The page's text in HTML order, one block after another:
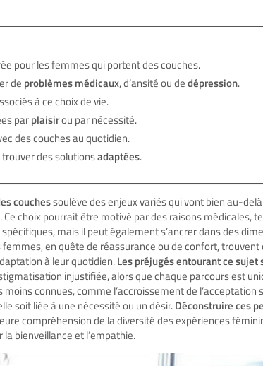
pour les femmes qui portent des couches.
de problèmes médicaux, d’ansité ou dedépression.
à ce choix de vie.
parplaisirou par nécessité.
des couches au quotidien.
des solutionsadaptées.
couchessoulève des enjeux variés qui vont bien au-
choix pourrait être motivé par des raisons médicales,
mais il peut également s’ancrer dans des
en quête de réassurance ou de confort, trouvent
à leur quotidien.Les préjugés entourant ce sujet
injustifiée, alors que chaque parcours est
connues, comme l’accroissement de l’acceptation
soit liée à une nécessité ou un désir.Déconstruire ces
compréhension de la diversité des expériences
bienveillance et l’empathie.